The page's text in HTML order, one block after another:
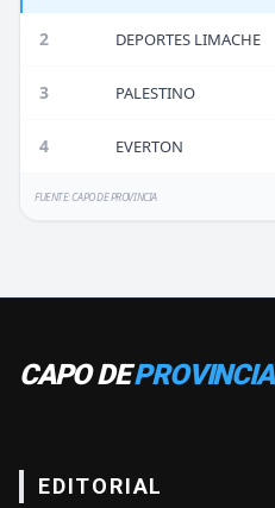
2 DEPORTES LIMACHE
3 PALESTINO
4 EVERTON
FUENTE: CAPO DE PROVINCIA
CAPO DEPROVINCIA
EDITORIAL